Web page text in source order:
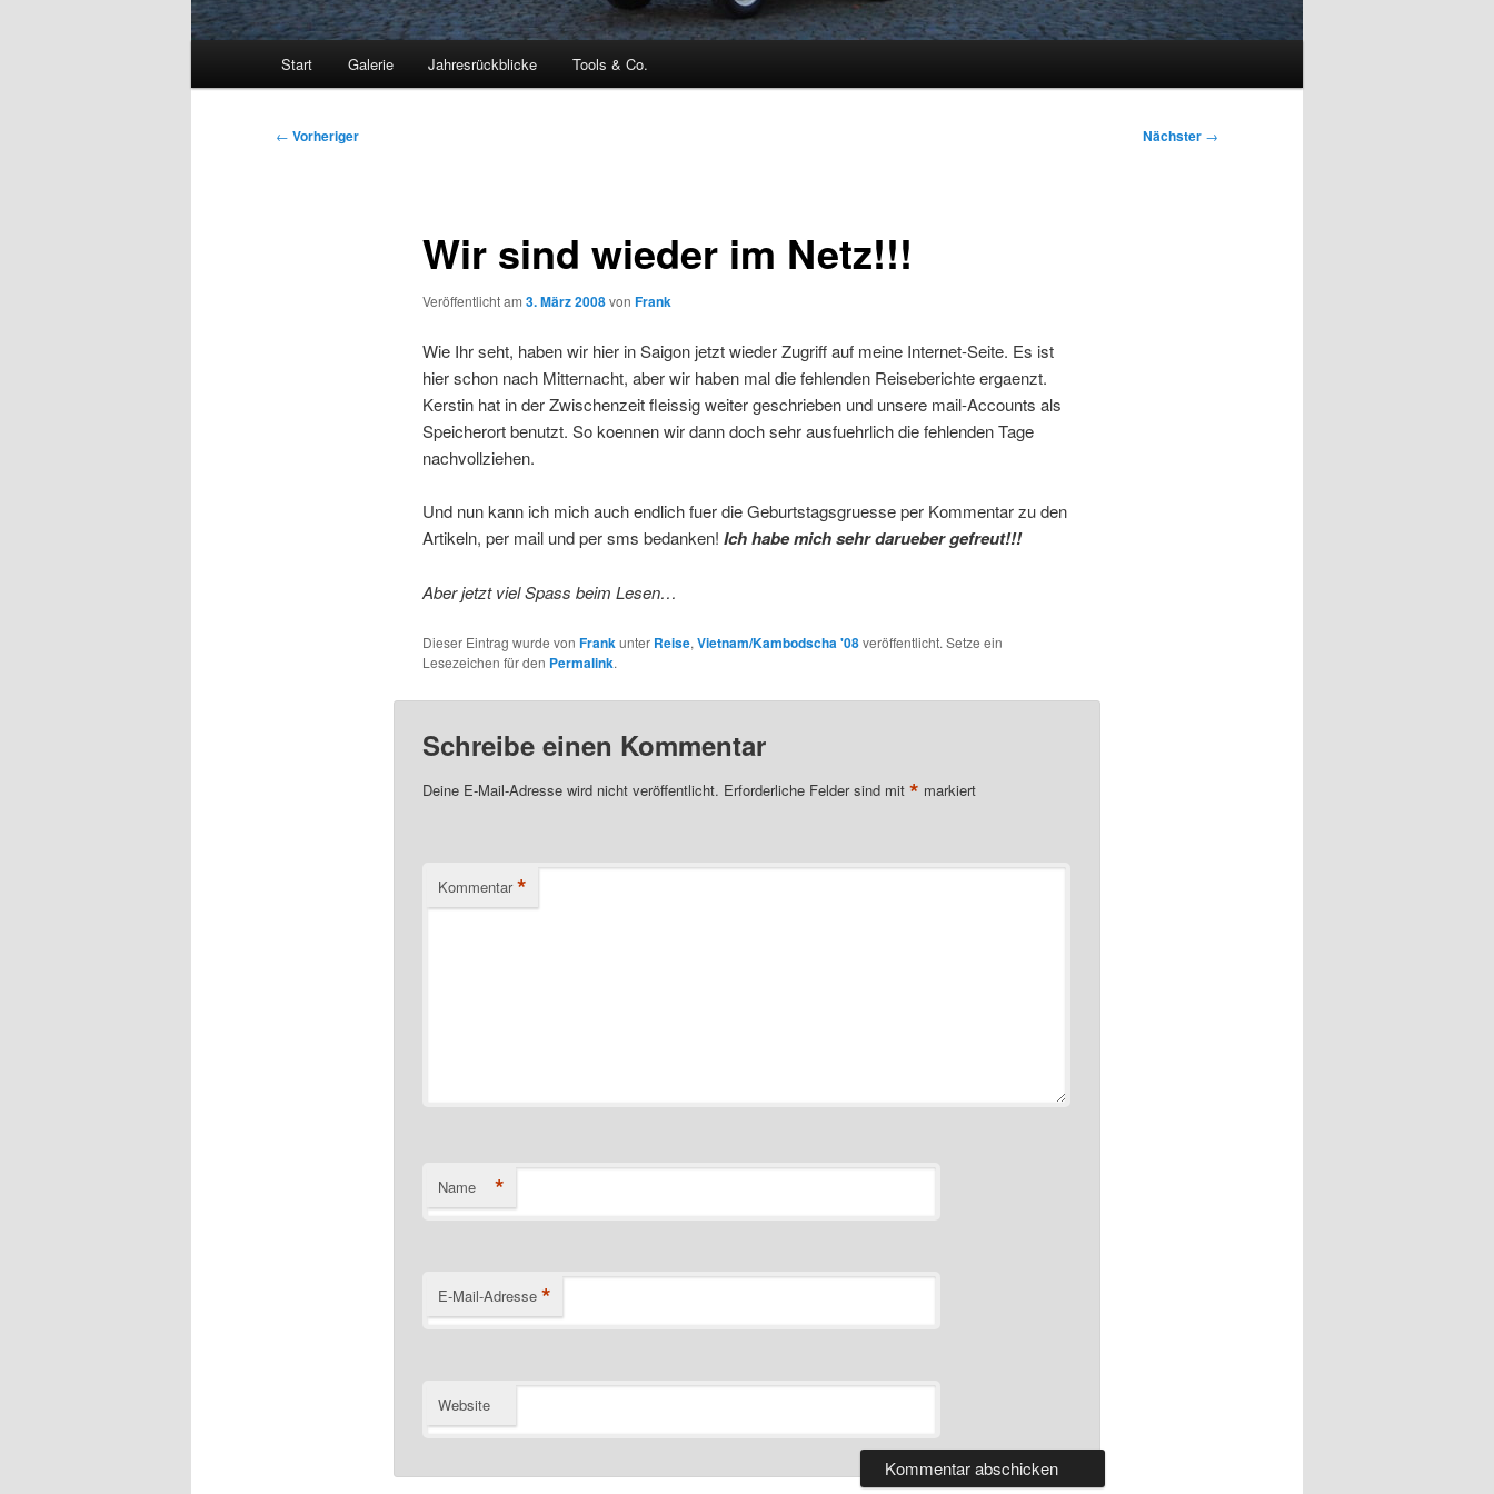
Start Galerie Jahresrückblicke Tools & Co.
Beitragsnavigation
← Vorheriger Nächster →
Wir sind wieder im Netz!!!
Veröffentlicht am 3. März 2008von Frank
Wie Ihr seht, haben wir hier in Saigon jetzt wieder Zugriff auf meine Internet-Seite. Es ist
hier schon nach Mitternacht, aber wir haben mal die fehlenden Reiseberichte ergaenzt.
Kerstin hat in der Zwischenzeit fleissig weiter geschrieben und unsere mail-Accounts als
Speicherort benutzt. So koennen wir dann doch sehr ausfuehrlich die fehlenden Tage
nachvollziehen.
Und nun kann ich mich auch endlich fuer die Geburtstagsgruesse per Kommentar zu den
Artikeln, per mail und per sms bedanken! Ich habe mich sehr darueber gefreut!!!
Aber jetzt viel Spass beim Lesen…
Dieser Eintrag wurde von Frankunter Reise, Vietnam/Kambodscha '08veröffentlicht. Setze ein
Lesezeichen für den Permalink.
Schreibe einen Kommentar
Deine E-Mail-Adresse wird nicht veröffentlicht. Erforderliche Felder sind mit * markiert
Kommentar *
Name *
E-Mail-Adresse *
Website